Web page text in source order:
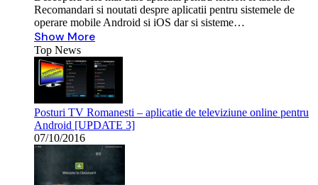
Recomandari si noutati despre aplicatii pentru sistemele de
operare mobile Android si iOS dar si sisteme…
Show More
Top News
Posturi TV Romanesti – aplicatie de televiziune online pentru
Android [UPDATE 3]
07/10/2016